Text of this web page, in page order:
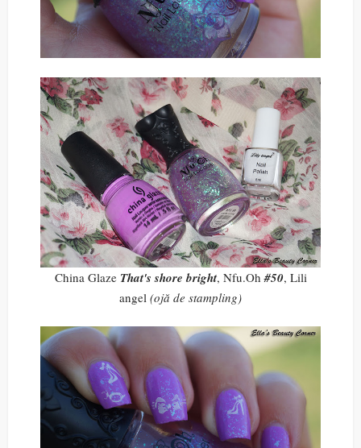
China Glaze That's shore bright, Nfu.Oh#50, Lili
angel (ojă de stampling)